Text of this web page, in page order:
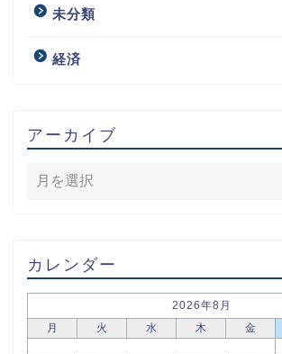
未分類
経済
アーカイブ
カレンダー
2026年8月
月
火 水 木 金